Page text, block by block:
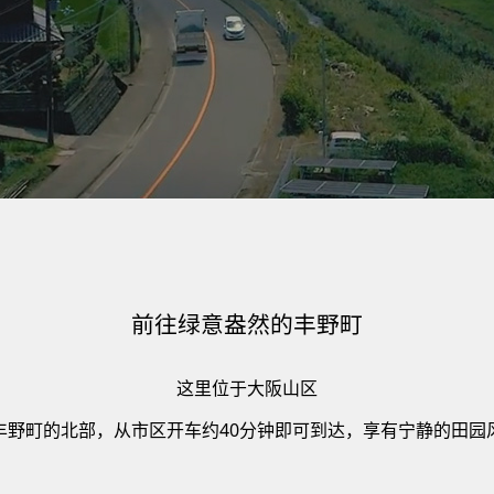
前往绿意盎然的丰野町
这里位于大阪山区
野町的北部，从市区开车约40分钟即可到达，享有宁静的田园